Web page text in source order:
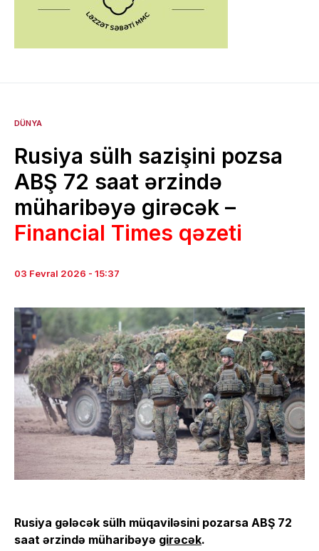
DÜNYA
Rusiya sülh sazişini pozsa
ABŞ 72 saat ərzində
müharibəyə girəcək –
Financial Times qəzeti
03 Fevral 2026 - 15:37
Rusiya gələcək sülh müqaviləsini pozarsa ABŞ 72
saat ərzində müharibəyə girəcək.